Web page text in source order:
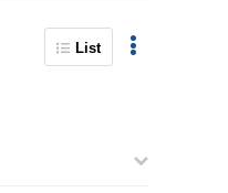
List